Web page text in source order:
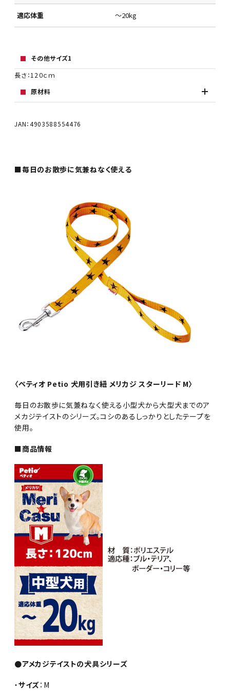
適応体重 ～20kg
その他サイズ1
長さ：12０ｃｍ
原材料
JAN：4903588554476
■毎日のお散歩に気兼ねなく使える
〈ペティオ Petio 犬用引き紐 メリカジ スターリード M〉
毎日のお散歩に気兼ねなく使える小型犬から大型犬までのア
メカジテイストのシリーズ。コシのあるしっかりとしたテープを
使用。
■商品情報
●アメカジテイストの犬具シリーズ
・サイズ：M